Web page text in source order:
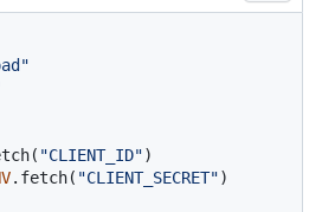
"CLIENT_ID"
.fetch( "CLIENT_SECRET")